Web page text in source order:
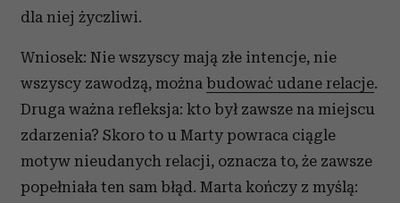
dla niej życzliwi.
Wniosek: Nie wszyscy mają złe intencje, nie
wszyscy zawodzą, można budować udane relacje.
Druga ważna refleksja: kto był zawsze na miejscu
zdarzenia? Skoro to u Marty powraca ciągle
motyw nieudanych relacji, oznacza to, że zawsze
popełniała ten sam błąd. Marta kończy z myślą: